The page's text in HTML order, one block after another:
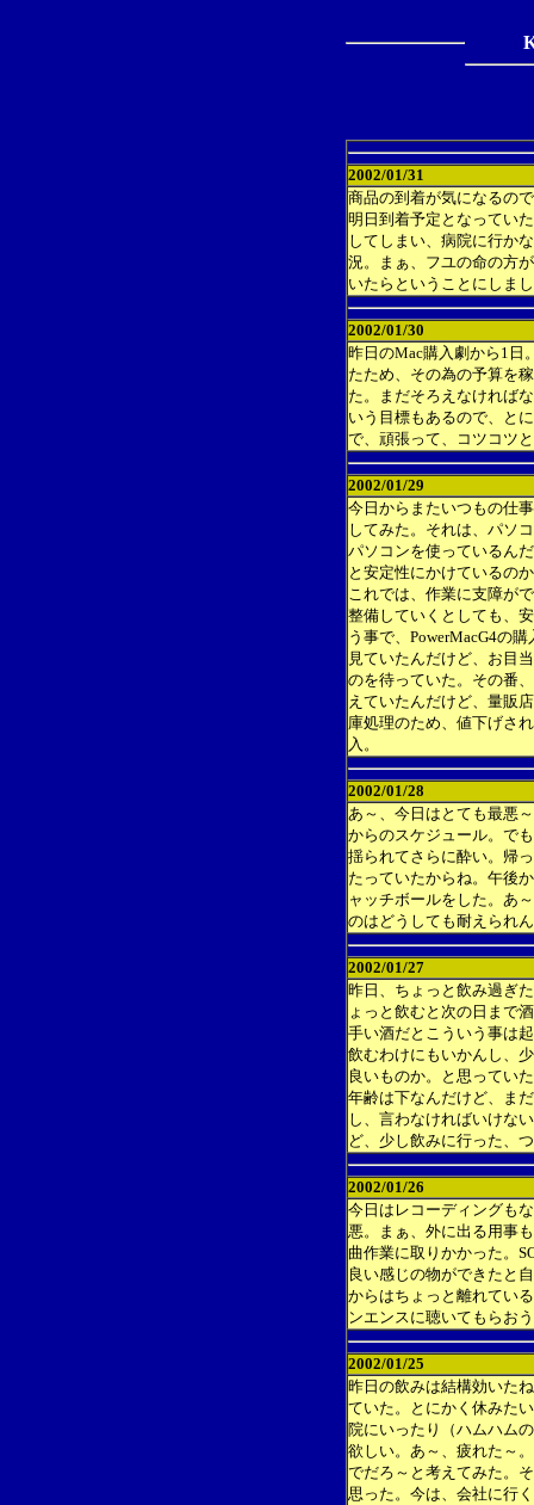
2002/01/31
商品の到着が気になるの
明日到着予定となってい
してしまい、病院に行か
況。まぁ、フユの命の方
いたらということにしま
2002/01/30
昨日のMac購入劇から1日
たため、その為の予算を
た。まだそろえなければ
いう目標もあるので、と
で、頑張って、コツコツ
2002/01/29
今日からまたいつもの仕
してみた。それは、パソ
パソコンを使っているん
と安定性にかけているの
これでは、作業に支障が
整備していくとしても、
う事で、PowerMacG4の
見ていたんだけど、お目
のを待っていた。その番
えていたんだけど、量販
庫処理のため、値下げさ
入。
2002/01/28
あ～、今日はとても最悪
からのスケジュール。で
揺られてさらに酔い。帰
たっていたからね。午後
ャッチボールをした。あ
のはどうしても耐えられ
2002/01/27
昨日、ちょっと飲み過ぎ
ょっと飲むと次の日まで
手い酒だとこういう事は
飲むわけにもいかんし、
良いものか。と思ってい
年齢は下なんだけど、ま
し、言わなければいけな
ど、少し飲みに行った、
2002/01/26
今日はレコーディングも
悪。まぁ、外に出る用事
曲作業に取りかかった。
良い感じの物ができたと
からはちょっと離れてい
ンエンスに聴いてもらお
2002/01/25
昨日の飲みは結構効いた
ていた。とにかく休みた
院にいったり（ハムハム
欲しい。あ～、疲れた～
でだろ～と考えてみた。
思った。今は、会社に行